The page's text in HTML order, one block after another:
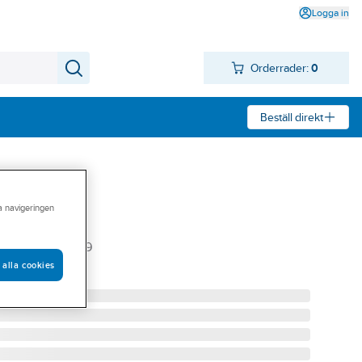
Logga in
Orderrader: 0
Beställ direkt
120 IMT80299
navigeringen
alla cookies